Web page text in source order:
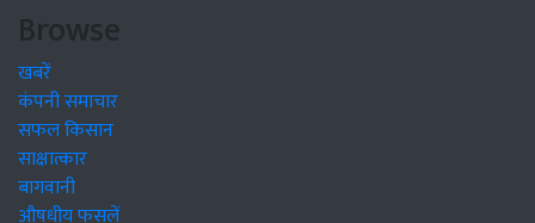
Browse
खबरें
कंपनी समाचार
सफल किसान
साक्षात्कार
बागवानी
औषधीय फसलें